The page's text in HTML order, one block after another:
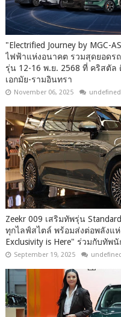
"Electrified Journey by MGC-
ไฟฟ้าแห่งอนาคต รวมสุดยอดร
รุ่น 12-16 พ.ย. 2568 ที่ คริสตัล
เอกมัย-รามอินทรา
November 06, 2025 undefined
Zeekr 009 เสริมทัพรุ่น
ทุกไลฟ์สไตล์ พร้อมส่งต่อพลังแ
Exclusivity is Here" ร่วมกับทั
September 19, 2025 undefined